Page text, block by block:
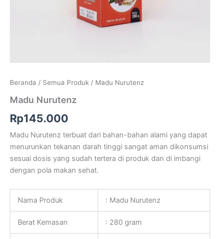
Beranda / Semua Produk / Madu Nurutenz
Madu Nurutenz
Rp145.000
Madu Nurutenz terbuat dari bahan-bahan alami yang dapat
menurunkan tekanan darah tinggi sangat aman dikonsumsi
sesuai dosis yang sudah tertera di produk dan di imbangi
dengan pola makan sehat.
Nama Produk : Madu Nurutenz
Berat Kemasan : 280 gram